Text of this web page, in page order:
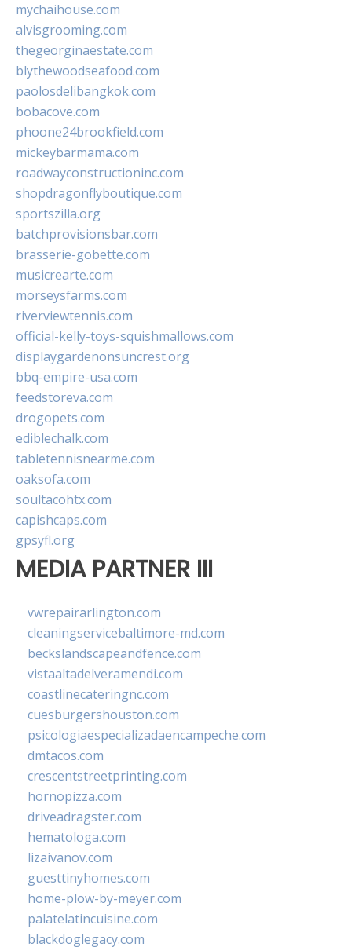
mychaihouse.com
alvisgrooming.com
thegeorginaestate.com
blythewoodseafood.com
paolosdelibangkok.com
bobacove.com
phoone24brookfield.com
mickeybarmama.com
roadwayconstructioninc.com
shopdragonflyboutique.com
sportszilla.org
batchprovisionsbar.com
brasserie-gobette.com
musicrearte.com
morseysfarms.com
riverviewtennis.com
official-kelly-toys-squishmallows.com
displaygardenonsuncrest.org
bbq-empire-usa.com
feedstoreva.com
drogopets.com
ediblechalk.com
tabletennisnearme.com
oaksofa.com
soultacohtx.com
capishcaps.com
gpsyfl.org
MEDIA PARTNER III
vwrepairarlington.com
cleaningservicebaltimore-md.com
beckslandscapeandfence.com
vistaaltadelveramendi.com
coastlinecateringnc.com
cuesburgershouston.com
psicologiaespecializadaencampeche.com
dmtacos.com
crescentstreetprinting.com
hornopizza.com
driveadragster.com
hematologa.com
lizaivanov.com
guesttinyhomes.com
home-plow-by-meyer.com
palatelatincuisine.com
blackdoglegacy.com